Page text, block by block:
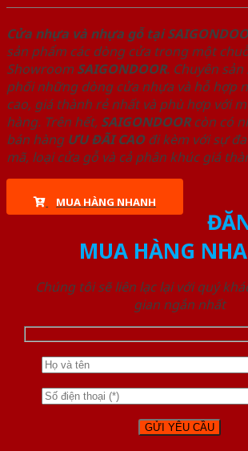
Cửa nhựa và nhựa gỗ tại
sản phẩm các dòng cửa trong một
Showroom SAIGONDOOR. Chuyên
phối những dòng cửa nhựa và hỗ hợp
cao, giá thành rẻ nhất và phù hợp với
hàng. Trên hết, SAIGONDOORcòn có
bán hàng ƯU ĐÃI CAOđi kèm với sự
mã, loại cửa gỗ và cả phân khúc giá
MUA HÀNG NHANH
MUA HÀNG
Chúng tôi sẽ liên lạc lại với quý
gian ngắn nhất